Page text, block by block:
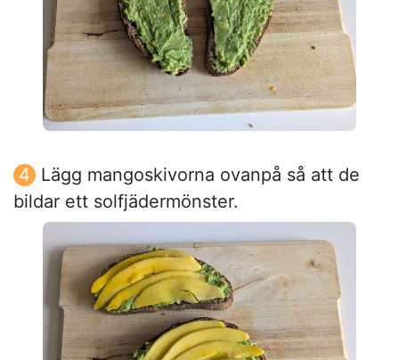
Lägg mangoskivorna ovanpå så att de
bildar ett solfjädermönster.